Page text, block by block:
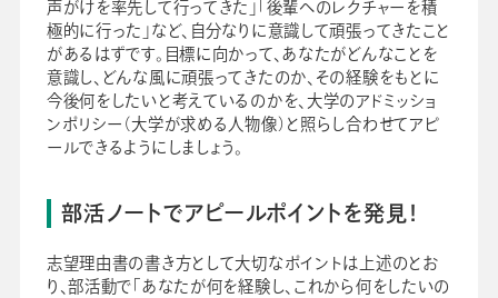
声がけを率先して行ってきた」「後輩へのレクチャーを積
極的に行った」など、自分なりに意識して頑張ってきたこと
があるはずです。目標に向かって、あなたがどんなことを
意識し、どんな風に頑張ってきたのか、その経験をもとに
今後何をしたいと考えているのかを、大学のアドミッショ
ンポリシー（大学が求める人物像）と照らし合わせてアピ
ールできるようにしましょう。
部活ノートでアピールポイントを発見！
志望理由書の書き方として大切なポイントは上述のとお
り、部活動で「あなたが何を経験し、これから何をしたいの